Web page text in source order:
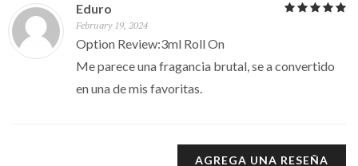
Eduro
February 19, 2024
Option Review:3ml Roll On
Me parece una fragancia brutal, se a convertido
en una de mis favoritas.
AGREGA UNA RESEÑA